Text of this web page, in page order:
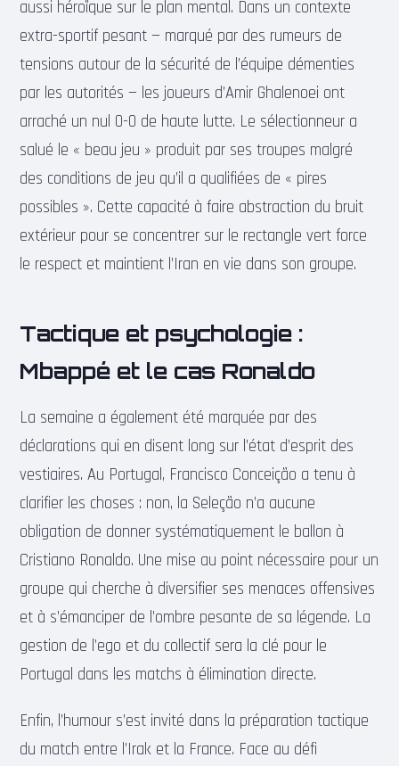
aussi héroïque sur le plan mental. Dans un contexte
extra-sportif pesant — marqué par des rumeurs de
tensions autour de la sécurité de l’équipe démenties
par les autorités — les joueurs d’Amir Ghalenoei ont
arraché un nul 0-0 de haute lutte. Le sélectionneur a
salué le « beau jeu » produit par ses troupes malgré
des conditions de jeu qu’il a qualifiées de « pires
possibles ». Cette capacité à faire abstraction du bruit
extérieur pour se concentrer sur le rectangle vert force
le respect et maintient l’Iran en vie dans son groupe.
Tactique et psychologie :
Mbappé et le cas Ronaldo
La semaine a également été marquée par des
déclarations qui en disent long sur l’état d’esprit des
vestiaires. Au Portugal, Francisco Conceição a tenu à
clarifier les choses : non, la Seleção n’a aucune
obligation de donner systématiquement le ballon à
Cristiano Ronaldo. Une mise au point nécessaire pour un
groupe qui cherche à diversifier ses menaces offensives
et à s’émanciper de l’ombre pesante de sa légende. La
gestion de l’ego et du collectif sera la clé pour le
Portugal dans les matchs à élimination directe.
Enfin, l’humour s’est invité dans la préparation tactique
du match entre l’Irak et la France. Face au défi